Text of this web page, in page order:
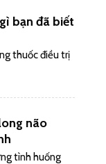
bạn đã biết
thuốc điều trị
não
tình huống